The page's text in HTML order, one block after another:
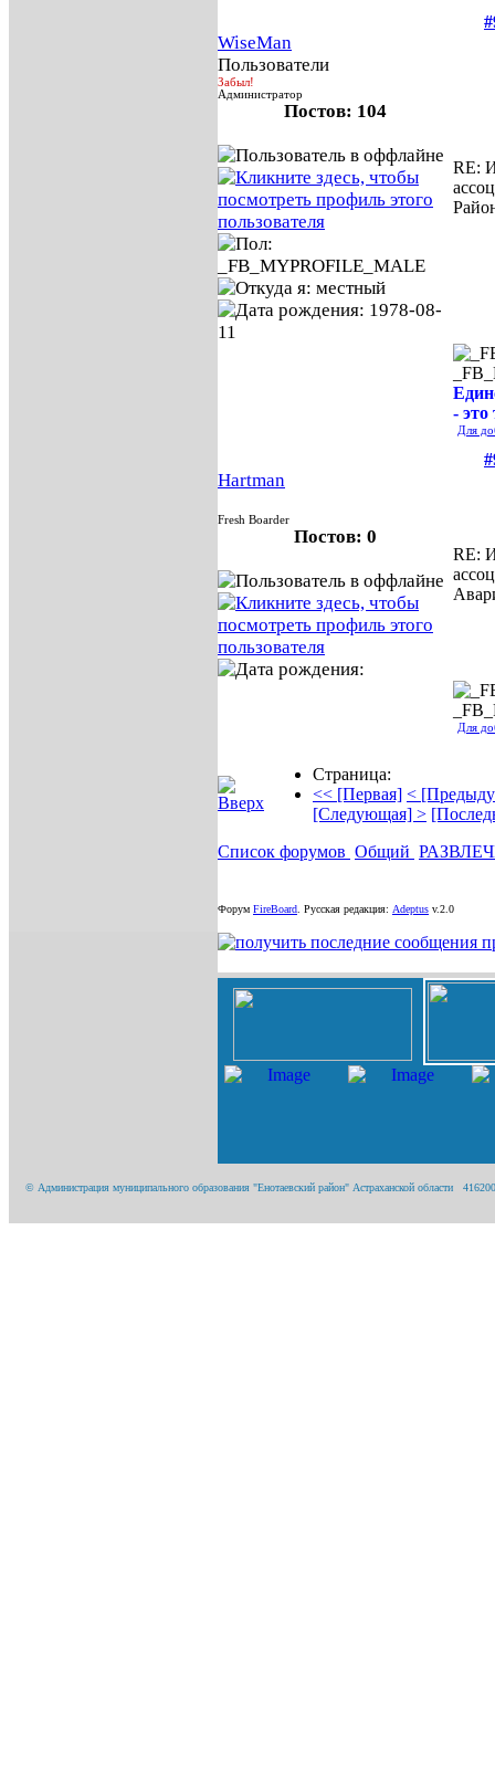
WiseMan
Пользователи
Забыл!
Администратор
Постов: 104
RE:
- это
Для
Hartman
Fresh Boarder
Постов: 0
RE:
Для
Страница:
<< [Первая] <
[Следующая] >
Список форумов Общий
Форум FireBoard Русская редакция: Adeptus v.2.0
© Администрация муниципального образования "Енотаевский район" Астраханской области